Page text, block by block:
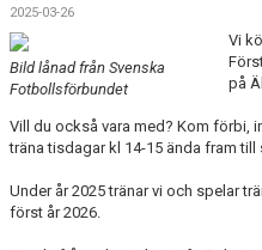
KLÄDPROFIL
LEDARE
VÅRDNADSHAVARE
MATCHER
2025-03-26
Bild lånad från Svenska
Fotbollsförbundet
Vi
på
Vill du också vara med? Kom förbi,
träna tisdagar kl 14-15 ända fram till
Under år 2025 tränar vi och spelar
först år 2026.